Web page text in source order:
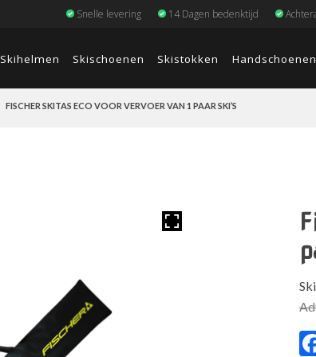
Snelle levering 14 Dagen bedenktijd
Skihelmen Skischoenen Skistokken Handschoenen
FISCHER SKITAS ECO VOOR VERVOER VAN 1 PAAR SKI’S